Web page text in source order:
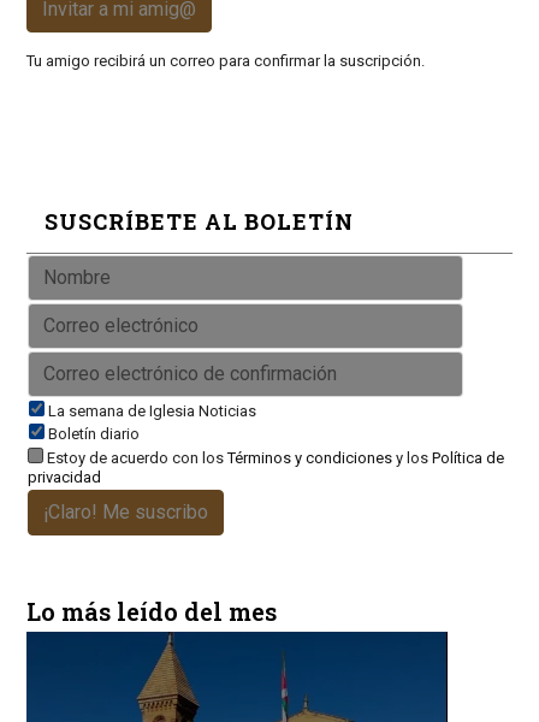
Invitar a mi amig@
Tu amigo recibirá un correo para confirmar la suscripción.
SUSCRÍBETE AL BOLETÍN
La semana de Iglesia Noticias
Boletín diario
Estoy de acuerdo con losTérminos y condicionesy los Política de
privacidad
¡Claro! Me suscribo
Lo más leído del mes